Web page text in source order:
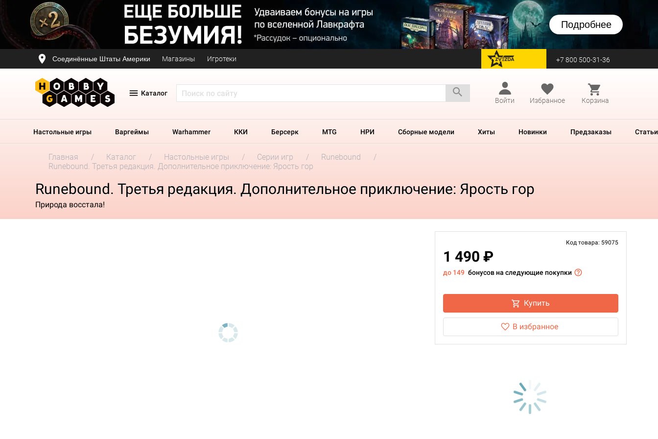
Подробнее
Соединённые Штаты Америки Магазины Игротеки перейти на Zvezda +7 800 500-31-36
Каталог
Войти
Избранное Корзина
Настольные игры Варгеймы Warhammer ККИ Берсерк MTG НРИ Сборные модели Хиты Новинки Предзаказы Статьи
Главная Каталог Настольные игры Серии игр
Runebound
Runebound. Третья редакция. Дополнительное приключение: Ярость гор
Runebound. Третья редакция. Дополнительное приключение: Ярость гор
Природа восстала!
Код товара: 59075
1 490 ₽
до 149 бонусов на следующие покупки
Купить
В избранное